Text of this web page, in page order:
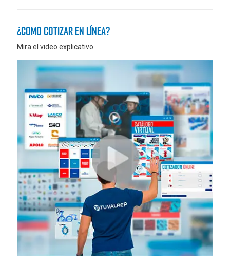
¿COMO COTIZAR EN LÍNEA?
Mira el video explicativo